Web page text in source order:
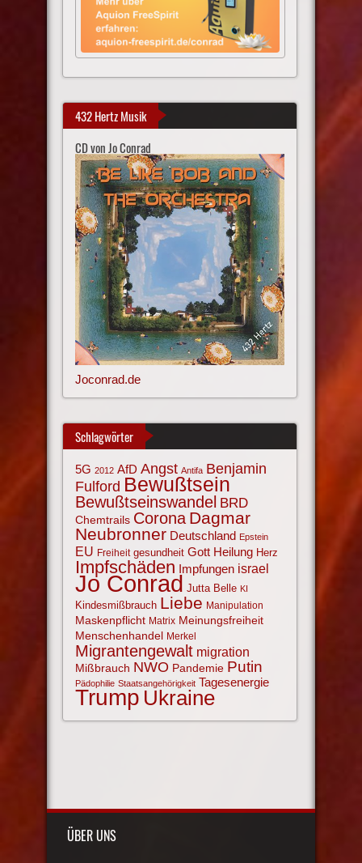
432 Hertz Musik
CD von Jo Conrad
Joconrad.de
Schlagwörter
5G 2012 AfD Angst Antifa Benjamin
Fulford Bewußtsein
Bewußtseinswandel BRD
Chemtrails Corona Dagmar
Neubronner Deutschland Epstein
EU Freiheit gesundheit Gott Heilung Herz
Impfschäden Impfungen israel
Jo Conrad Jutta Belle KI
Kindesmißbrauch Liebe Manipulation
Maskenpflicht Matrix Meinungsfreiheit
Menschenhandel Merkel
Migrantengewalt migration
Mißbrauch NWO Pandemie Putin
Pädophilie Staatsangehörigkeit Tagesenergie
Trump Ukraine
ÜBER UNS